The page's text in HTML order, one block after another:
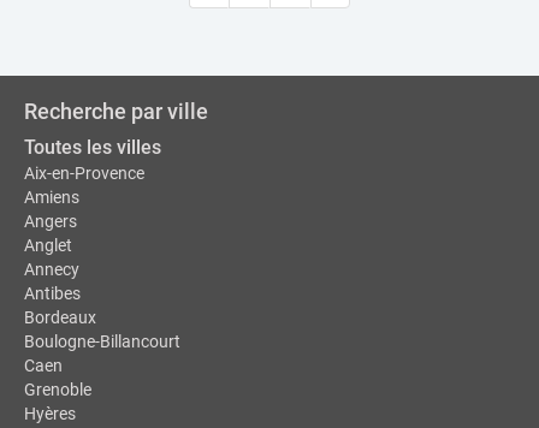
Recherche par ville
Toutes les villes
Aix-en-Provence
Amiens
Angers
Anglet
Annecy
Antibes
Bordeaux
Boulogne-Billancourt
Caen
Grenoble
Hyères